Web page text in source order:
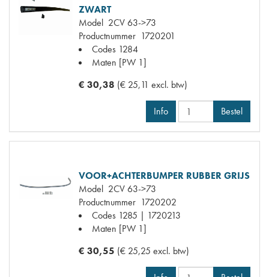
ZWART
Model 2CV 63->73
Productnummer 1720201
Codes 1284
Maten [PW 1]
€ 30,38 (€ 25,11 excl. btw)
Info Bestel
VOOR+ACHTERBUMPER RUBBER GRIJS
Model 2CV 63->73
Productnummer 1720202
Codes 1285 | 1720213
Maten [PW 1]
€ 30,55 (€ 25,25 excl. btw)